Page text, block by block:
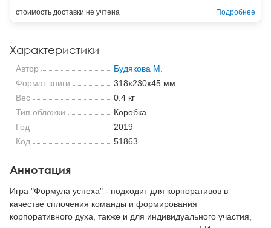
стоимость доставки не учтена Подробнее
Характеристики
Автор
Будякова М.
Формат книги
318x230x45 мм
Вес
0.4 кг
Тип обложки
Коробка
Год
2019
Код
51863
Аннотация
Игра "Формула успеха" - подходит для корпоративов в
качестве сплочения команды и формирования
корпоративного духа, также и для индивидуального участия,